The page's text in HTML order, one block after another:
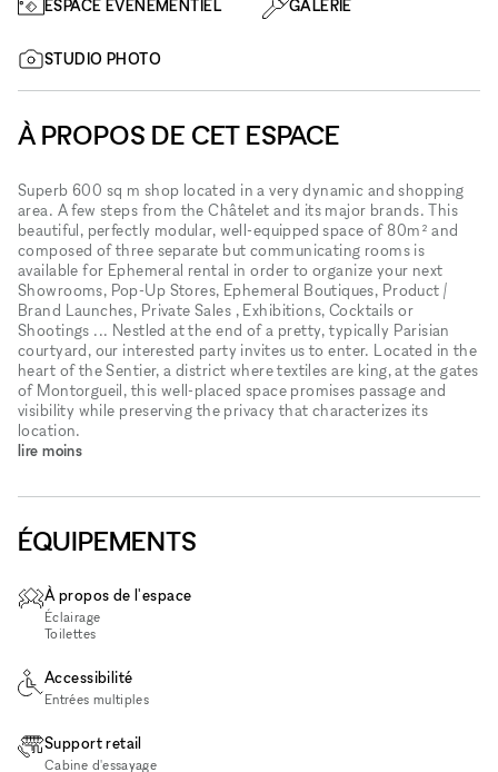
ESPACE ÉVÉNEMENTIEL GALERIE
STUDIO PHOTO
À PROPOS DE CET ESPACE
Superb 600 sq m shop located in a very dynamic and shopping
area. A few steps from the Châtelet and its major brands. This
beautiful, perfectly modular, well-equipped space of 80m² and
composed of three separate but communicating rooms is
available for Ephemeral rental in order to organize your next
Showrooms, Pop-Up Stores, Ephemeral Boutiques, Product /
Brand Launches, Private Sales , Exhibitions, Cocktails or
Shootings ... Nestled at the end of a pretty, typically Parisian
courtyard, our interested party invites us to enter. Located in the
heart of the Sentier, a district where textiles are king, at the gates
of Montorgueil, this well-placed space promises passage and
visibility while preserving the privacy that characterizes its
location.
lire moins
ÉQUIPEMENTS
À propos de l'espace
Éclairage
Toilettes
Accessibilité
Entrées multiples
Support retail
Cabine d'essayage